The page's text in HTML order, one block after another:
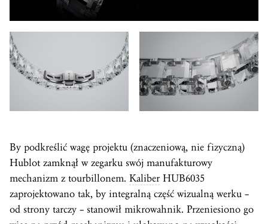
By podkreślić wagę projektu (znaczeniową, nie fizyczną)
Hublot zamknął w zegarku swój manufakturowy
mechanizm z tourbillonem. Kaliber HUB6035
zaprojektowano tak, by integralną część wizualną werku –
od strony tarczy – stanowił mikrowahnik. Przeniesiono go